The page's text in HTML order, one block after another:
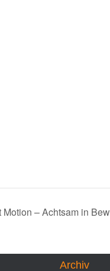
Motion – Achtsam in
Archiv